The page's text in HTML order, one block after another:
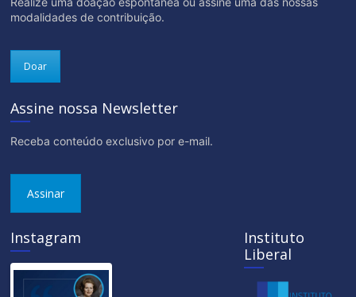
modalidades de contribuição.
Doar
Assine nossa Newsletter
Receba conteúdo exclusivo por e-mail.
Assinar
Instagram
Instituto
Liberal